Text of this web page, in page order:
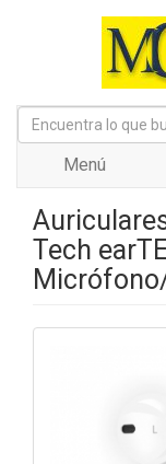
Menú
Tech